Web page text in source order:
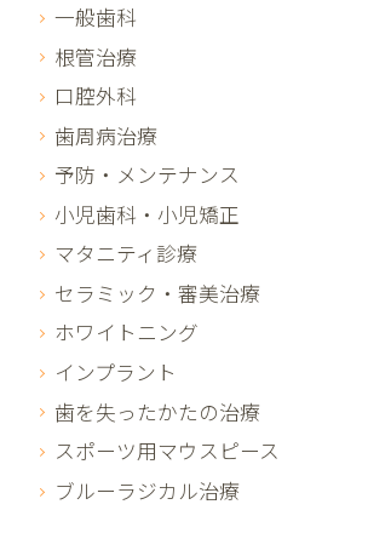
一般歯科
根管治療
口腔外科
歯周病治療
予防・メンテナンス
小児歯科・小児矯正
マタニティ診療
セラミック・審美治療
ホワイトニング
インプラント
歯を失ったかたの治療
スポーツ用マウスピース
ブルーラジカル治療